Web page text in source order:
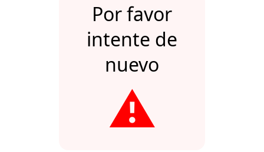
Por favor
intente de
nuevo
⚠️